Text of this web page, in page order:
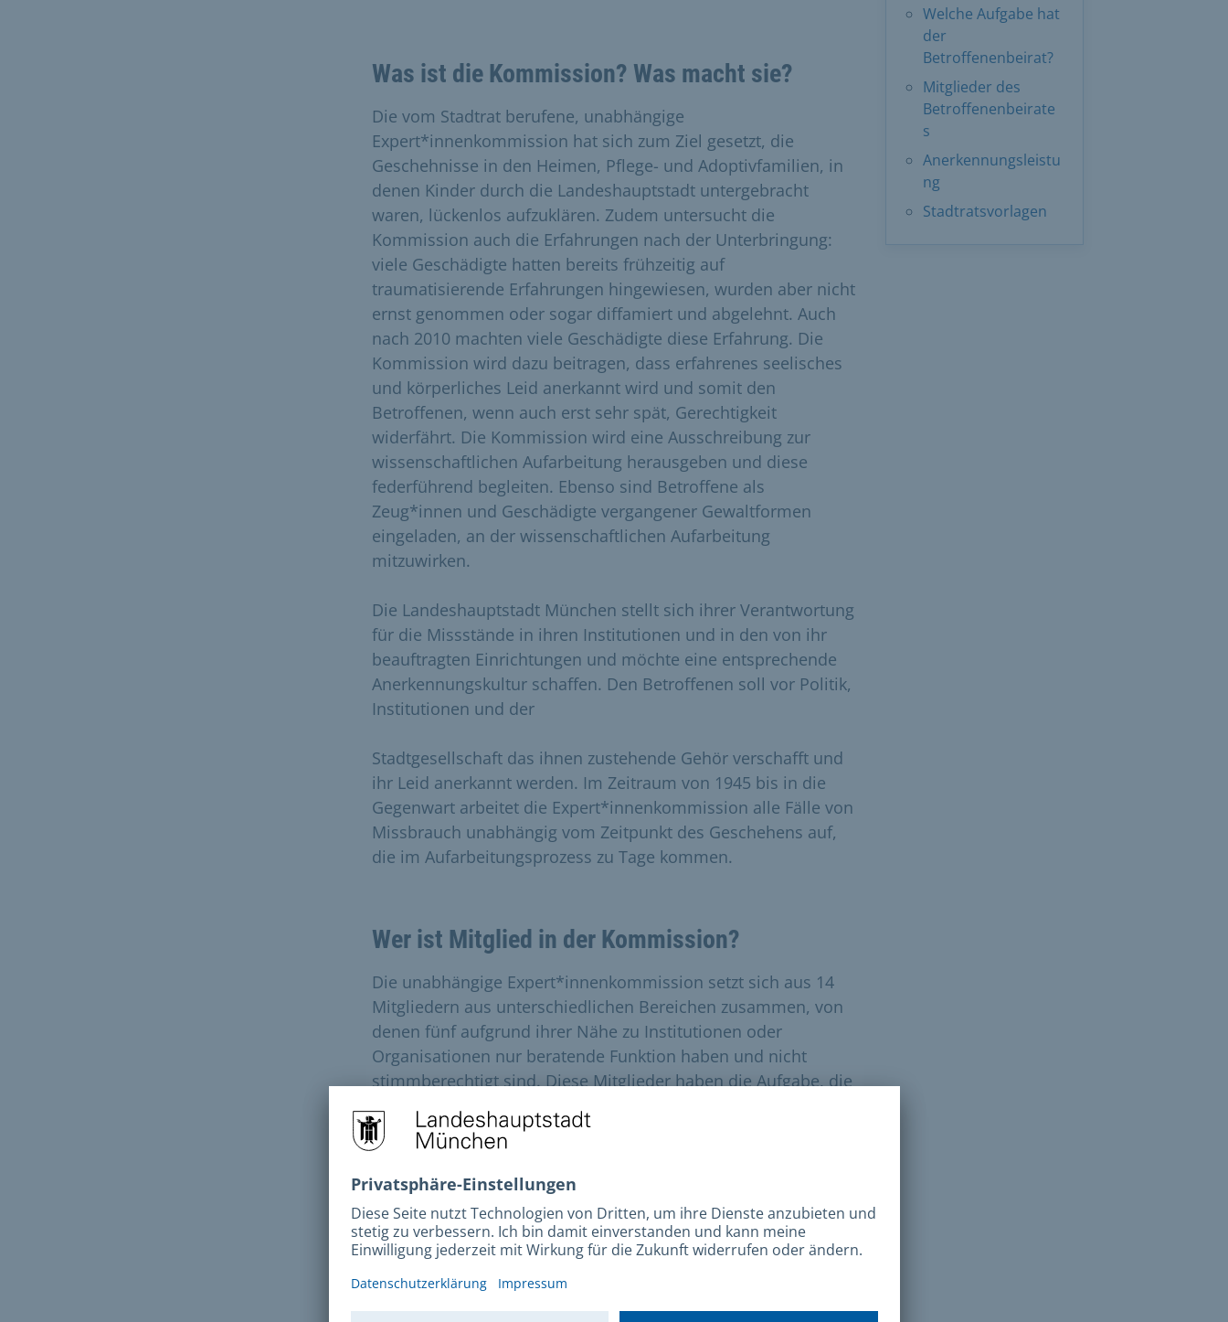
Welche Aufgabe hat
der
Betroffenenbeirat?
Mitglieder des
Betroffenenbeirate
s
Anerkennungsleistu
ng
Stadtratsvorlagen
Was ist die Kommission? Was macht sie?
Die vom Stadtrat berufene, unabhängige
Expert*innenkommission hat sich zum Ziel gesetzt, die
Geschehnisse in den Heimen, Pflege- und Adoptivfamilien, in
denen Kinder durch die Landeshauptstadt untergebracht
waren, lückenlos aufzuklären. Zudem untersucht die
Kommission auch die Erfahrungen nach der Unterbringung:
viele Geschädigte hatten bereits frühzeitig auf
traumatisierende Erfahrungen hingewiesen, wurden aber nicht
ernst genommen oder sogar diffamiert und abgelehnt. Auch
nach 2010 machten viele Geschädigte diese Erfahrung. Die
Kommission wird dazu beitragen, dass erfahrenes seelisches
und körperliches Leid anerkannt wird und somit den
Betroffenen, wenn auch erst sehr spät, Gerechtigkeit
widerfährt. Die Kommission wird eine Ausschreibung zur
wissenschaftlichen Aufarbeitung herausgeben und diese
federführend begleiten. Ebenso sind Betroffene als
Zeug*innen und Geschädigte vergangener Gewaltformen
eingeladen, an der wissenschaftlichen Aufarbeitung
mitzuwirken.
Die Landeshauptstadt München stellt sich ihrer Verantwortung
für die Missstände in ihren Institutionen und in den von ihr
beauftragten Einrichtungen und möchte eine entsprechende
Anerkennungskultur schaffen. Den Betroffenen soll vor Politik,
Institutionen und der
Stadtgesellschaft das ihnen zustehende Gehör verschafft und
ihr Leid anerkannt werden. Im Zeitraum von 1945 bis in die
Gegenwart arbeitet die Expert*innenkommission alle Fälle von
Missbrauch unabhängig vom Zeitpunkt des Geschehens auf,
die im Aufarbeitungsprozess zu Tage kommen.
Wer ist Mitglied in der Kommission?
Die unabhängige Expert*innenkommission setzt sich aus 14
Mitgliedern aus unterschiedlichen Bereichen zusammen, von
denen fünf aufgrund ihrer Nähe zu Institutionen oder
Organisationen nur beratende Funktion haben und nicht
stimmberechtigt sind. Diese Mitglieder haben die Aufgabe, die
Aufarbeitung transparent, kritisch und mit dem Fokus auf den
Belangen der Betroffenen zu steuern.
Stimmberechtigte Mitglieder